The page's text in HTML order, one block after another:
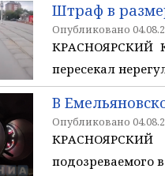
Штраф в
Опубликовано
КРАСНОЯРСКИЙ
пересекал
В
Опубликовано
подозреваемого